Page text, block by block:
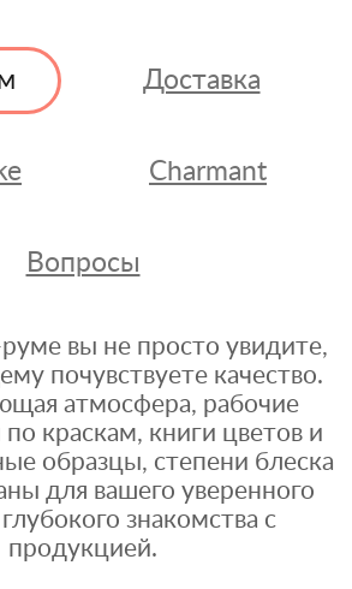
Доставка
Charmant
Вопросы
вы не просто увидите,
почувствуете качество.
атмосфера, рабочие
краскам, книги цветов и
образцы, степени блеска
для вашего уверенного
знакомства с
продукцией.